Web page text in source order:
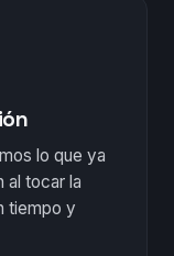
lo que ya
al tocar la
tiempo y